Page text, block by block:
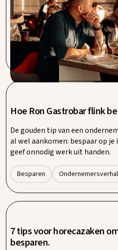
Vanaf de eerste dag dat we
wij ons direct thuis. Procent
gevoel. Vooral de korte lijnen in
direct aanspreekpunt is iets
waarde aan hechten. Zeer
Hoe Ron Gastrobar flink
De gouden tip van een
al wel aankomen: bespaar op
geef onnodig werk uit handen.
Besparen
7 tips voor horecazaken
besparen.